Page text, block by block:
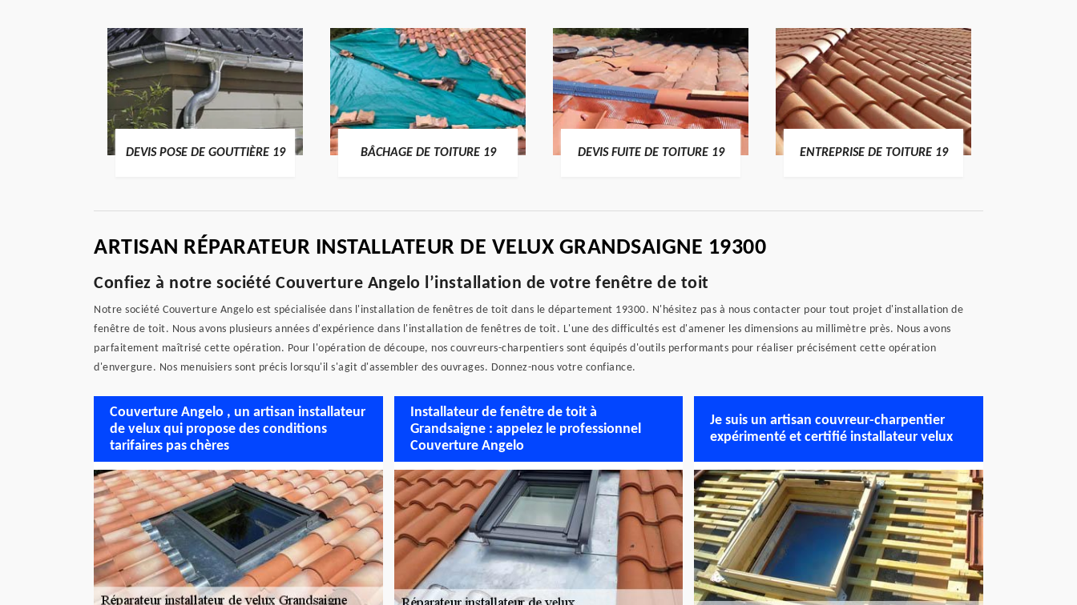
DEVIS POSE DE GOUTTIÈRE 19 BÂCHAGE DE TOITURE 19 DEVIS FUITE DE TOITURE 19 ENTREPRISE DE TOITURE 19
ARTISAN RÉPARATEUR INSTALLATEUR DE VELUX GRANDSAIGNE 19300
Confiez à notre société Couverture Angelo l’installation de votre fenêtre de toit
Notre société Couverture Angelo est spécialisée dans l'installation de fenêtres de toit dans le département 19300. N'hésitez pas à nous contacter pour tout projet d'installation de
fenêtre de toit. Nous avons plusieurs années d'expérience dans l'installation de fenêtres de toit. L'une des difficultés est d'amener les dimensions au millimètre près. Nous avons
parfaitement maîtrisé cette opération. Pour l'opération de découpe, nos couvreurs-charpentiers sont équipés d'outils performants pour réaliser précisément cette opération
d'envergure. Nos menuisiers sont précis lorsqu'il s'agit d'assembler des ouvrages. Donnez-nous votre confiance.
Couverture Angelo , un artisan installateur
de velux qui propose des conditions
tarifaires pas chères
Installateur de fenêtre de toit à
Grandsaigne : appelez le professionnel
Couverture Angelo
Je suis un artisan couvreur-charpentier
expérimenté et certifié installateur velux